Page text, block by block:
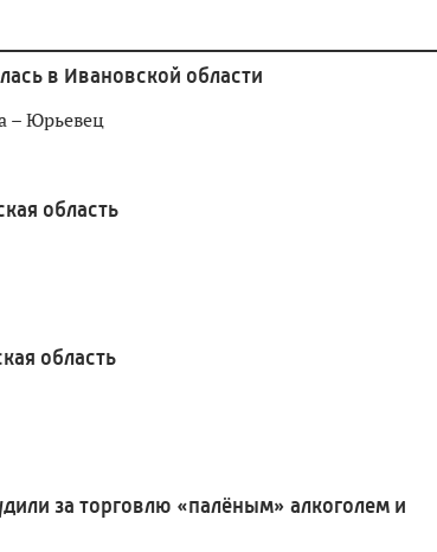
в Ивановской области
– Юрьевец
область
область
за торговлю «палёным» алкоголем и